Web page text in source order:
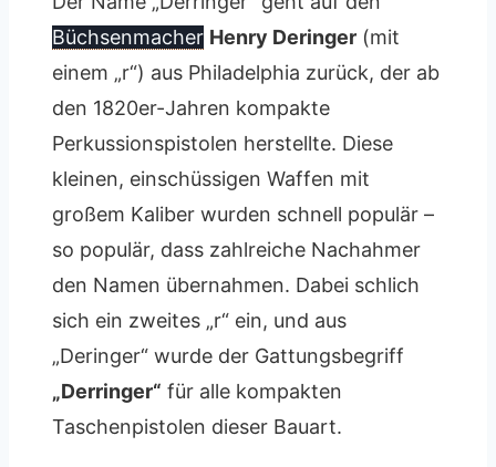
Büchsenmacher Henry Deringer (mit
einem „r“) aus Philadelphia zurück, der ab
den 1820er-Jahren kompakte
Perkussionspistolen herstellte. Diese
kleinen, einschüssigen Waffen mit
großem Kaliber wurden schnell populär –
so populär, dass zahlreiche Nachahmer
den Namen übernahmen. Dabei schlich
sich ein zweites „r“ ein, und aus
„Deringer“ wurde der Gattungsbegriff
„Derringer“ für alle kompakten
Taschenpistolen dieser Bauart.